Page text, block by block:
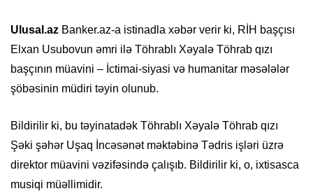
Ulusal.az Banker.az-a istinadla xəbər verir ki, RİH başçısı
Elxan Usubovun əmri ilə Töhrablı Xəyalə Töhrab qızı
başçının müavini – İctimai-siyasi və humanitar məsələlər
şöbəsinin müdiri təyin olunub.
Bildirilir ki, bu təyinatadək Töhrablı Xəyalə Töhrab qızı
Şəki şəhər Uşaq İncəsənət məktəbinə Tədris işləri üzrə
direktor müavini vəzifəsində çalışıb. Bildirilir ki, o, ixtisasca
musiqi müəllimidir.